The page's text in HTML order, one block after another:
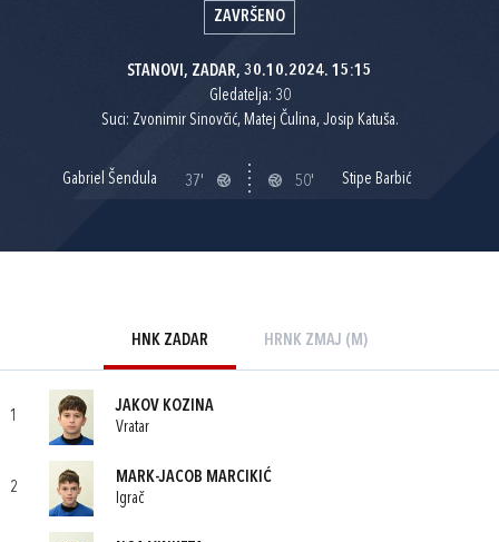
ZAVRŠENO
STANOVI, ZADAR, 30.10.2024. 15:15
Gledatelja: 30
Suci: Zvonimir Sinovčić, Matej Čulina, Josip Katuša.
Gabriel Šendula 37' 50' Stipe Barbić
HNK ZADAR HRNK ZMAJ (M)
1
JAKOV KOZINA
Vratar
2
MARK-JACOB MARCIKIĆ
Igrač